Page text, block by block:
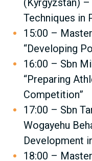
(Kyrgyzstan) –
Techniques in
15:00 –
“Developing
16:00 – Sbn
“Preparing
Competition”
17:00 – Sbn
Wogayehu
Development
18:00 –